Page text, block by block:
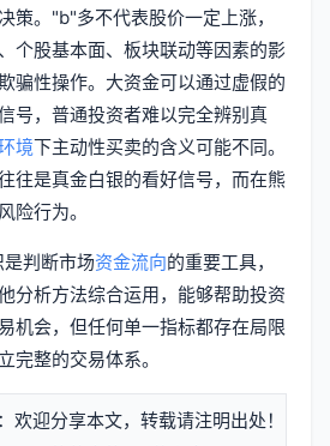
策。"b"多不代表股价一定上涨，
个股基本面、板块联动等因素的影
骗性操作。大资金可以通过虚假的
号，普通投资者难以完全辨别真
境下主动性买卖的含义可能不同。
往是真金白银的看好信号，而在熊
险行为。
判断市场资金流向的重要工具，
分析方法综合运用，能够帮助投资
机会，但任何单一指标都存在局限
完整的交易体系。
欢迎分享本文，转载请注明出处！